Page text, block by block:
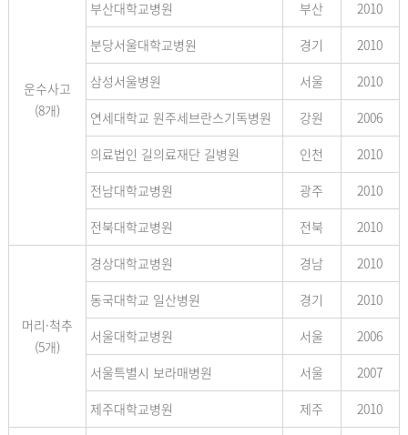
운수사고
(8개)
부산대학교병원
부산
2010
분당서울대학교병원
경기
2010
삼성서울병원
서울
2010
연세대학교 원주세브란스기독병원
강원
2006
의료법인 길의료재단 길병원
인천
2010
전남대학교병원
광주
2010
전북대학교병원
전북 2010
머리·척추
(5개)
경상대학교병원 경남
2010
동국대학교 일산병원
경기
2010
서울대학교병원
서울
2006
서울특별시 보라매병원
서울
2007
제주대학교병원
제주 2010